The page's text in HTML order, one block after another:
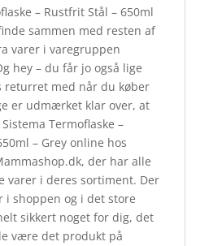
– Rustfrit Stål – 650ml
sammen med resten af
varer i varegruppen
hey – du får jo også lige
returret med når du køber
er udmærket klar over, at
Termoflaske –
– Grey online hos
der har alle
varer i deres sortiment. Der
i shoppen og i det store
sikkert noget for dig, det
være det produkt på